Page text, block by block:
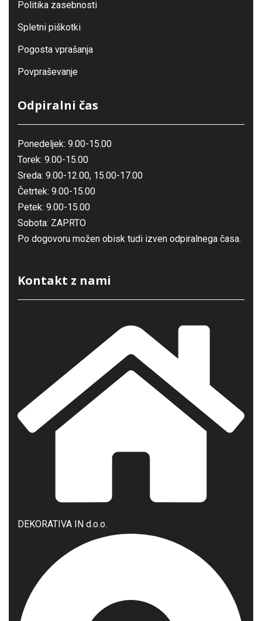
Politika zasebnosti
Spletni piškotki
Pogosta vprašanja
Povpraševanje
Odpiralni čas
Ponedeljek: 9.00-15.00
Torek: 9.00-15.00
Sreda: 9.00-12.00, 15.00-17.00
Četrtek: 9.00-15.00
Petek: 9.00-15.00
Sobota: ZAPRTO
Po dogovoru možen obisk tudi izven odpiralnega časa.
Kontakt z nami
DEKORATIVA IN d.o.o.